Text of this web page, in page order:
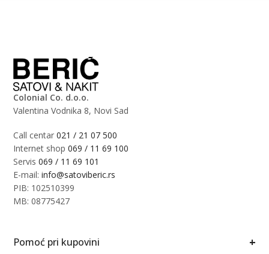
Colonial Co. d.o.o.
Valentina Vodnika 8, Novi Sad
Call centar021 / 21 07 500
Internet shop069 / 11 69 100
Servis069 / 11 69 101
E-mail:info@satoviberic.rs
PIB: 102510399
MB: 08775427
Pomoć pri kupovini +